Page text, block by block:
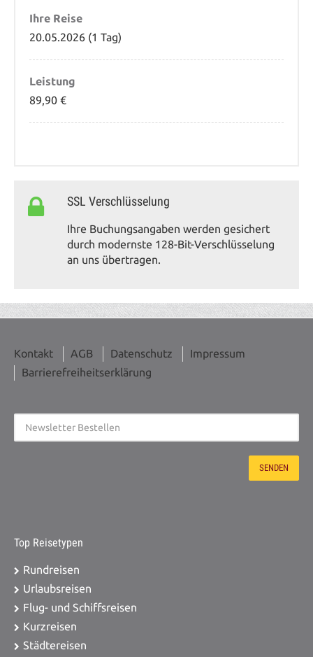
Ihre Reise
20.05.2026 (1 Tag)
Leistung
89,90 €
SSL Verschlüsselung
Ihre Buchungsangaben werden gesichert
durch modernste 128-Bit-Verschlüsselung
an uns übertragen.
Kontakt AGB Datenschutz
Impressum
Barrierefreiheitserklärung
Top Reisetypen
Rundreisen
Urlaubsreisen
Flug- und Schiffsreisen
Kurzreisen
Städtereisen